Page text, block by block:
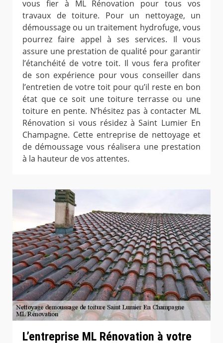
vous fier à ML Rénovation pour tous vos
travaux de toiture. Pour un nettoyage, un
démoussage ou un traitement hydrofuge, vous
pourrez faire appel à ses services. Il vous
assure une prestation de qualité pour garantir
l’étanchéité de votre toit. Il vous fera profiter
de son expérience pour vous conseiller dans
l’entretien de votre toit pour qu’il reste en bon
état que ce soit une toiture terrasse ou une
toiture en pente. N’hésitez pas à contacter ML
Rénovation si vous résidez à Saint Lumier En
Champagne. Cette entreprise de nettoyage et
de démoussage vous réalisera une prestation
à la hauteur de vos attentes.
L’entreprise ML Rénovation à votre